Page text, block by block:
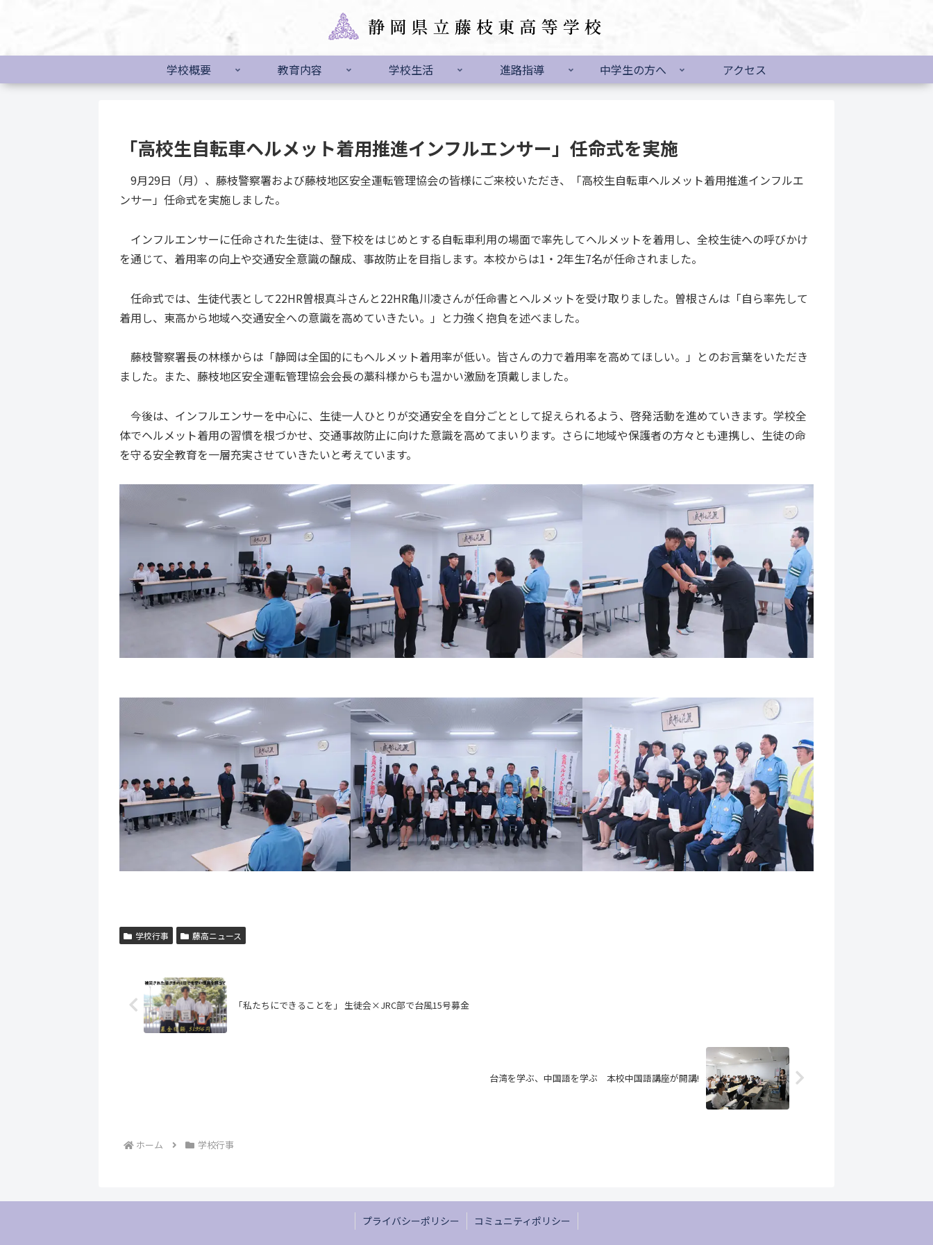
学校概要 教育内容 学校生活 進路指導 中学生の方へ アクセス
「高校生自転車ヘルメット着用推進インフルエンサー」任命式を実施
9月29日（月）、藤枝警察署および藤枝地区安全運転管理協会の皆様にご来校いただき、「高校生自転車ヘルメット着用推進インフルエ
ンサー」任命式を実施しました。
インフルエンサーに任命された生徒は、登下校をはじめとする自転車利用の場面で率先してヘルメットを着用し、全校生徒への呼びかけ
を通じて、着用率の向上や交通安全意識の醸成、事故防止を目指します。本校からは1・2年生7名が任命されました。
任命式では、生徒代表として22HR曽根真斗さんと22HR亀川凌さんが任命書とヘルメットを受け取りました。曽根さんは「自ら率先して
着用し、東高から地域へ交通安全への意識を高めていきたい。」と力強く抱負を述べました。
藤枝警察署長の林様からは「静岡は全国的にもヘルメット着用率が低い。皆さんの力で着用率を高めてほしい。」とのお言葉をいただき
ました。また、藤枝地区安全運転管理協会会長の藁科様からも温かい激励を頂戴しました。
今後は、インフルエンサーを中心に、生徒一人ひとりが交通安全を自分ごととして捉えられるよう、啓発活動を進めていきます。学校全
体でヘルメット着用の習慣を根づかせ、交通事故防止に向けた意識を高めてまいります。さらに地域や保護者の方々とも連携し、生徒の命
を守る安全教育を一層充実させていきたいと考えています。
学校行事 藤高ニュース
「私たちにできることを」 生徒会×JRC部で台風15号募金
台湾を学ぶ、中国語を学ぶ 本校中国語講座が開講!
ホーム 学校行事
プライバシーポリシー コミュニティポリシー